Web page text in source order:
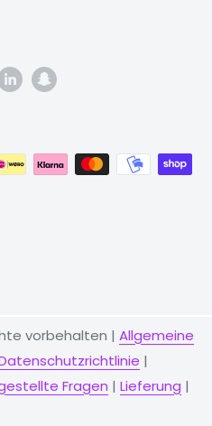
vorbehalten | Allgemeine
|
Fragen | Lieferung |